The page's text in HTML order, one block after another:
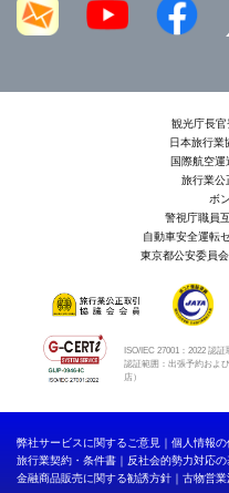
観光庁長
日本旅行業
国際航空運
旅行業公
ボ
警視庁職員
自動車安全運転
東京都公安委員
ISO/IEC 27001：2022 認証
認証範囲：出張予約およ
店）
弊社サービスに関するご意見 個人情報の
旅行業契約・条件書
反社会的勢力対応
金融商品販売に関する勧誘方針
古物営